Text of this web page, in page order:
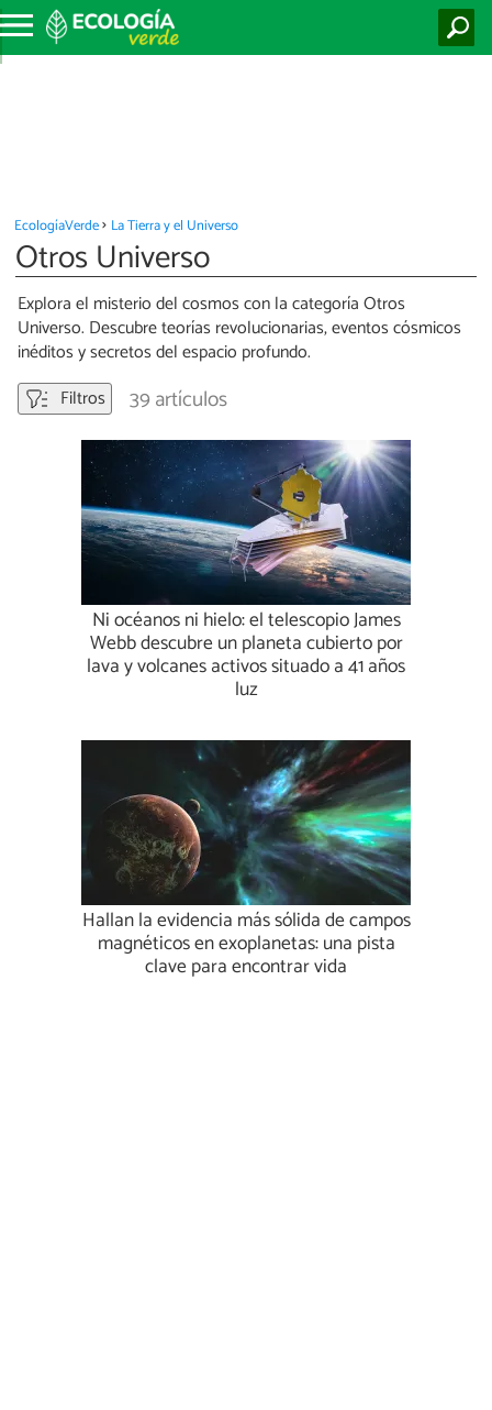
EcologíaVerde La Tierra y el Universo
Otros Universo
Explora el misterio del cosmos con la categoría Otros
Universo. Descubre teorías revolucionarias, eventos cósmicos
inéditos y secretos del espacio profundo.
Filtros
39 artículos
Ni océanos ni hielo: el telescopio James
Webb descubre un planeta cubierto por
lava y volcanes activos situado a 41 años
luz
Hallan la evidencia más sólida de campos
magnéticos en exoplanetas: una pista
clave para encontrar vida